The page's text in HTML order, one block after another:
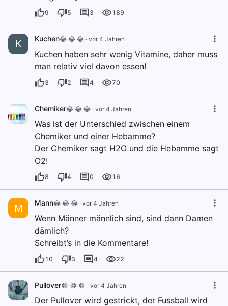
9 5 3 189
K Kuchen😂 😂 😂 · vor 4 Jahren
Kuchen haben sehr wenig Vitamine, daher muss
man relativ viel davon essen!
3 2 4 70
Chemiker😂 😂 😂 · vor 4 Jahren
Was ist der Unterschied zwischen einem
Chemiker und einer Hebamme?
Der Chemiker sagt H2O und die Hebamme sagt
O2!
8 4 0 16
M Mann😂 😂 😂 · vor 4 Jahren
Wenn Männer männlich sind, sind dann Damen
dämlich?
Schreibt’s in die Kommentare!
10 3 4 22
Pullover😂 😂 😂 · vor 4 Jahren
Der Pullover wird gestrickt, der Fussball wird